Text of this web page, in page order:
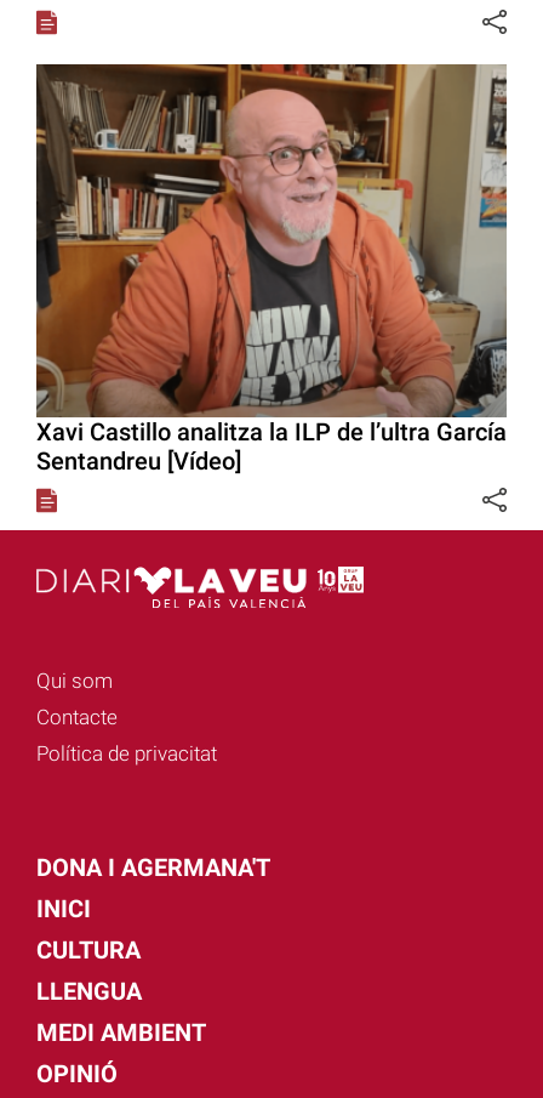
Xavi Castillo analitza la ILP de l’ultra García
Sentandreu [Vídeo]
Qui som
Contacte
Política de privacitat
DONA I AGERMANA'T
INICI
CULTURA
LLENGUA
MEDI AMBIENT
OPINIÓ